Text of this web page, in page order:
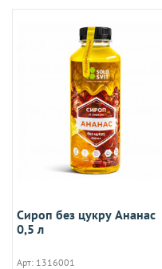
Сироп без цукру Ананас
0,5 л
Арт: 1316001